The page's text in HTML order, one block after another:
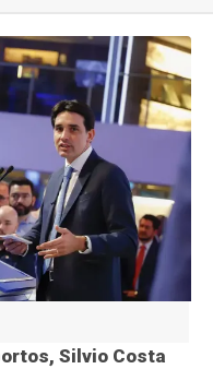
Silvio Costa